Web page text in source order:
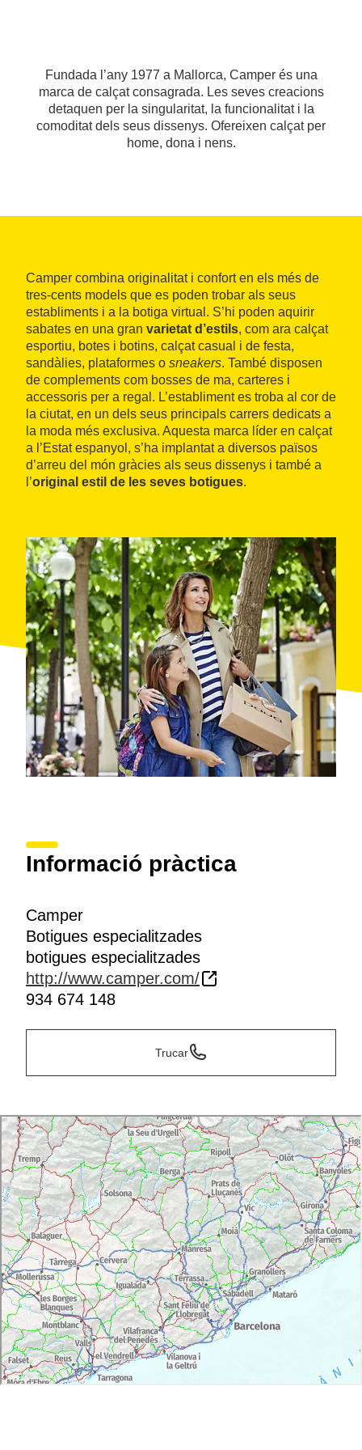
Fundada l’any 1977 a Mallorca, Camper és una
marca de calçat consagrada. Les seves creacions
detaquen per la singularitat, la funcionalitat i la
comoditat dels seus dissenys. Ofereixen calçat per
home, dona i nens.
Camper combina originalitat i confort en els més de
tres-cents models que es poden trobar als seus
establiments i a la botiga virtual. S’hi poden aquirir
sabates en una gran varietat d’estils, com ara calçat
esportiu, botes i botins, calçat casual i de festa,
sandàlies, plataformes o sneakers. També disposen
de complements com bosses de ma, carteres i
accessoris per a regal. L’establiment es troba al cor de
la ciutat, en un dels seus principals carrers dedicats a
la moda més exclusiva. Aquesta marca líder en calçat
a l’Estat espanyol, s’ha implantat a diversos països
d’arreu del món gràcies als seus dissenys i també a
l’original estil de les seves botigues.
Informació pràctica
Camper
Botigues especialitzades
botigues especialitzades
http://www.camper.com/
934 674 148
Trucar